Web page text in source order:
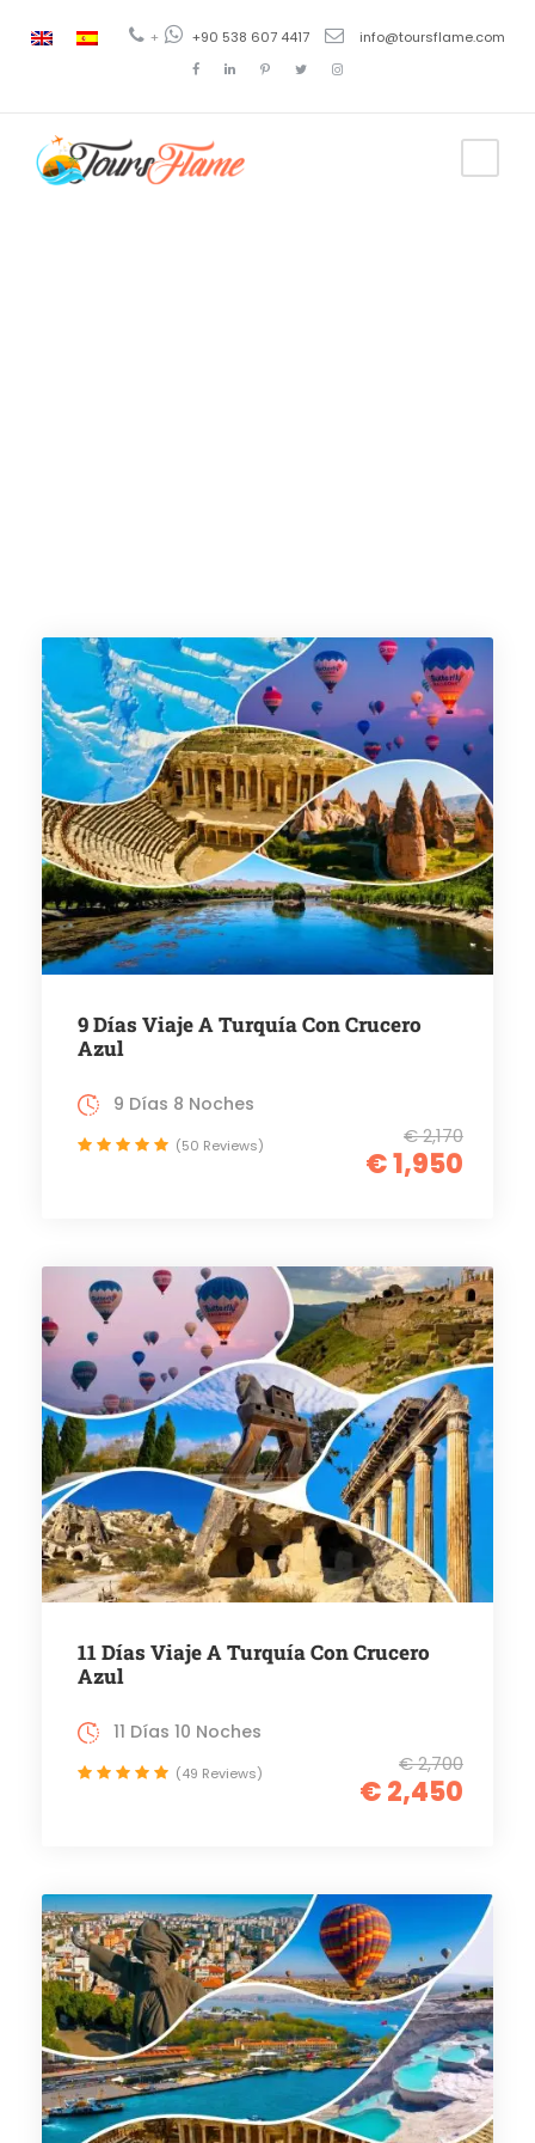
+ +90 538 607 4417 info@toursflame.com
9 Días Viaje A Turquía Con Crucero
Azul
€ 2,170
€ 1,950
9 Días 8 Noches
(50 Reviews)
11 Días Viaje A Turquía Con Crucero
Azul
€ 2,700
€ 2,450
11 Días 10 Noches
(49 Reviews)